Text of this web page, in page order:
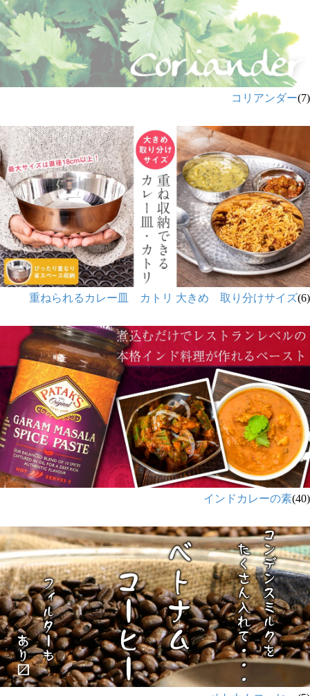
コリアンダー(7)
重ねられるカレー皿 カトリ 大きめ 取り分けサイズ(6)
インドカレーの素(40)